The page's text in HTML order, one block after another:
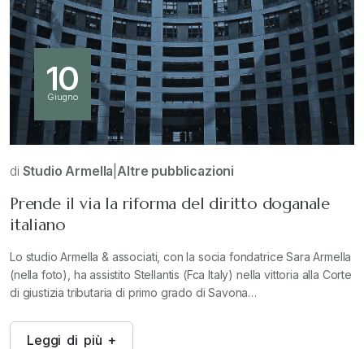
10
Giugno
di Studio Armella |Altre pubblicazioni
Prende il via la riforma del diritto doganale
italiano
Lo studio Armella & associati, con la socia fondatrice Sara Armella
(nella foto), ha assistito Stellantis (Fca Italy) nella vittoria alla Corte
di giustizia tributaria di primo grado di Savona…
Leggi di più +